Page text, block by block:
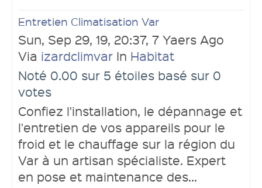
Entretien Climatisation Var
Sun, Sep 29, 19, 20:37, 7 Yaers Ago
Via izardclimvar In Habitat
Noté 0.00 sur 5 étoiles basé sur 0
votes
Confiez l'installation, le dépannage et
l'entretien de vos appareils pour le
froid et le chauffage sur la région du
Var à un artisan spécialiste. Expert
en pose et maintenance des...